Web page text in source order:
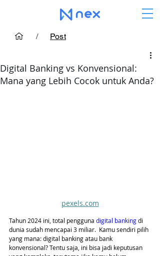
/ Post
Digital Banking vs Konvensional:
Mana yang Lebih Cocok untuk Anda?
pexels.com
Tahun 2024 ini, total pengguna digital banking di
dunia sudah mencapai 3 miliar.  Kamu sendiri pilih
yang mana: digital banking atau bank
konvensional? Tentu saja, ini bisa jadi keputusan